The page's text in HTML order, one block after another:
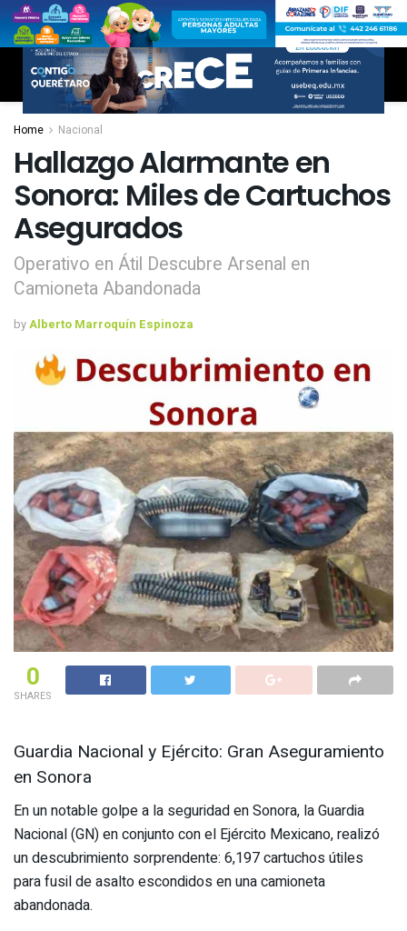
Home Nacional
Hallazgo Alarmante en
Sonora: Miles de Cartuchos
Asegurados
Operativo en Átil Descubre Arsenal en
Camioneta Abandonada
byAlberto Marroquín Espinoza
0
SHARES
Guardia Nacional y Ejército: Gran Aseguramiento
en Sonora
En un notable golpe a la seguridad en Sonora, la Guardia
Nacional (GN) en conjunto con el Ejército Mexicano, realizó
un descubrimiento sorprendente: 6,197 cartuchos útiles
para fusil de asalto escondidos en una camioneta
abandonada.